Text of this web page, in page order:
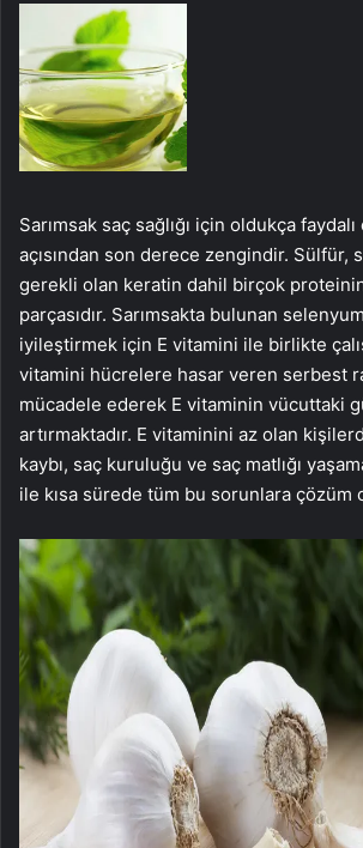
Sarımsak saç sağlığı için oldukça
açısından son derece zengindir. Sülfür,
gerekli olan keratin dahil birçok
parçasıdır. Sarımsakta bulunan selenyum
iyileştirmek için E vitamini ile birlikte
vitamini hücrelere hasar veren serbest
mücadele ederek E vitaminin vücuttaki
artırmaktadır. E vitaminini az olan
kaybı, saç kuruluğu ve saç matlığı
ile kısa sürede tüm bu sorunlara çözüm